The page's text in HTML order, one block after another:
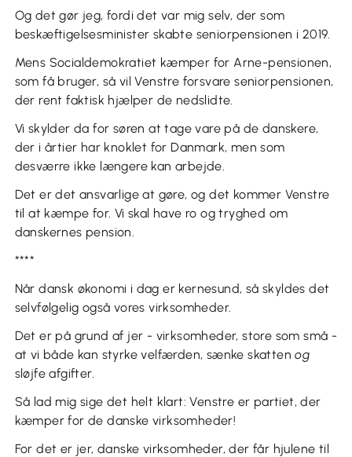
Og det gør jeg, fordi det var mig selv, der som
beskæftigelsesminister skabte seniorpensionen i 2019.
Mens Socialdemokratiet kæmper for Arne-pensionen,
som få bruger, så vil Venstre forsvare seniorpensionen,
der rent faktisk hjælper de nedslidte.
Vi skylder da for søren at tage vare på de danskere,
der i årtier har knoklet for Danmark, men som
desværre ikke længere kan arbejde.
Det er det ansvarlige at gøre, og det kommer Venstre
til at kæmpe for. Vi skal have ro og tryghed om
danskernes pension.
****
Når dansk økonomi i dag er kernesund, så skyldes det
selvfølgelig også vores virksomheder.
Det er på grund af jer - virksomheder, store som små -
at vi både kan styrke velfærden, sænke skattenog
sløjfe afgifter.
Så lad mig sige det helt klart: Venstre er partiet, der
kæmper for de danske virksomheder!
For det er jer, danske virksomheder, der får hjulene til